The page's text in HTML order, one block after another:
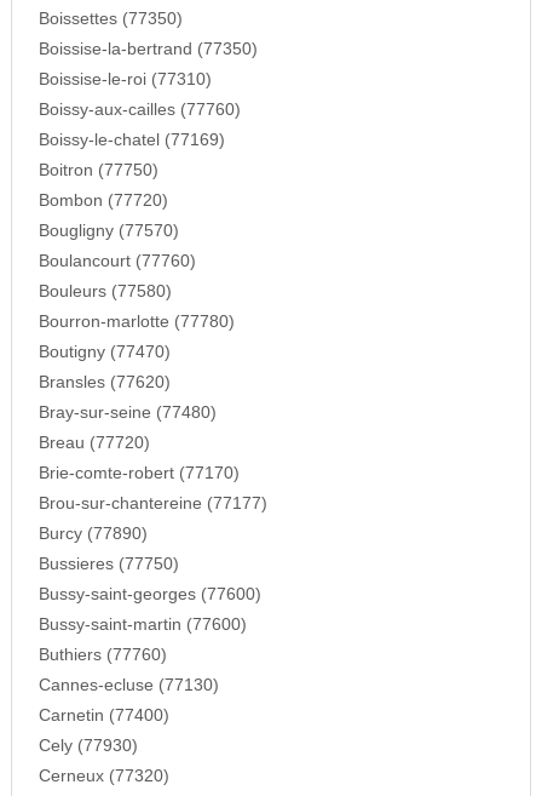
Boissettes (77350)
Boissise-la-bertrand (77350)
Boissise-le-roi (77310)
Boissy-aux-cailles (77760)
Boissy-le-chatel (77169)
Boitron (77750)
Bombon (77720)
Bougligny (77570)
Boulancourt (77760)
Bouleurs (77580)
Bourron-marlotte (77780)
Boutigny (77470)
Bransles (77620)
Bray-sur-seine (77480)
Breau (77720)
Brie-comte-robert (77170)
Brou-sur-chantereine (77177)
Burcy (77890)
Bussieres (77750)
Bussy-saint-georges (77600)
Bussy-saint-martin (77600)
Buthiers (77760)
Cannes-ecluse (77130)
Carnetin (77400)
Cely (77930)
Cerneux (77320)